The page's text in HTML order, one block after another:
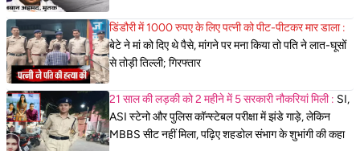
डिंडौरी में 1000 रुपए के लिए पत्नी को पीट-पीटकर मार डाला :
बेटे ने मां को दिए थे पैसे, मांगने पर मना किया तो पति ने लात-घूसों
से तोड़ी तिल्ली; गिरफ्तार
21 साल की लड़की को 2 महीने में 5 सरकारी नौकरियां मिली : SI,
ASI स्टेनो और पुलिस कॉन्स्टेबल परीक्षा में झंडे गाड़े, लेकिन
MBBS सीट नहीं मिला, पढ़िए शहडोल संभाग के शुभांगी की कहा